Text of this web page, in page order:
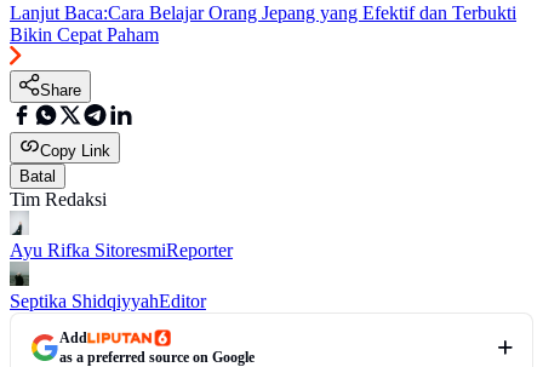
Lanjut Baca:Cara Belajar Orang Jepang yang Efektif dan Terbukti
Bikin Cepat Paham
Share
Copy Link
Batal
Tim Redaksi
Ayu Rifka SitoresmiReporter
Septika ShidqiyyahEditor
Add
as a preferred source on Google